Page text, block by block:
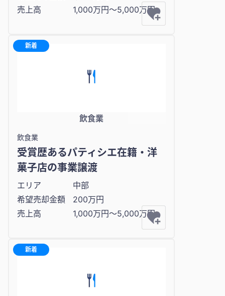
売上高
1,000万円〜5,000万円
新着
飲食業
飲食業
受賞歴あるパティシエ在籍・洋
菓子店の事業譲渡
エリア
中部
希望売却金額
200万円
売上高
1,000万円〜5,000万円
新着